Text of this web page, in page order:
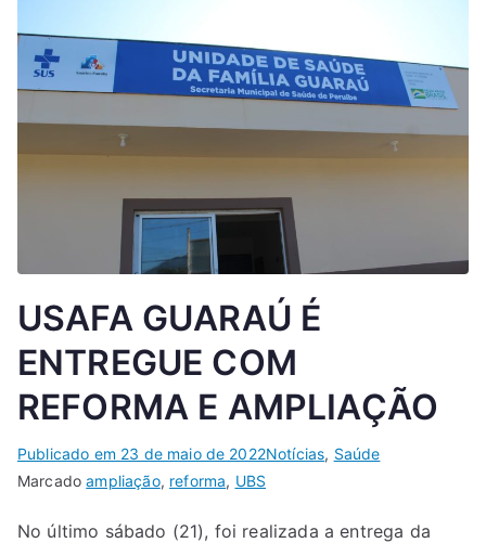
USAFA GUARAÚ É
ENTREGUE COM
REFORMA E AMPLIAÇÃO
Publicado em 23 de maio de 2022Notícias, Saúde
Marcadoampliação, reforma, UBS
No último sábado (21), foi realizada a entrega da